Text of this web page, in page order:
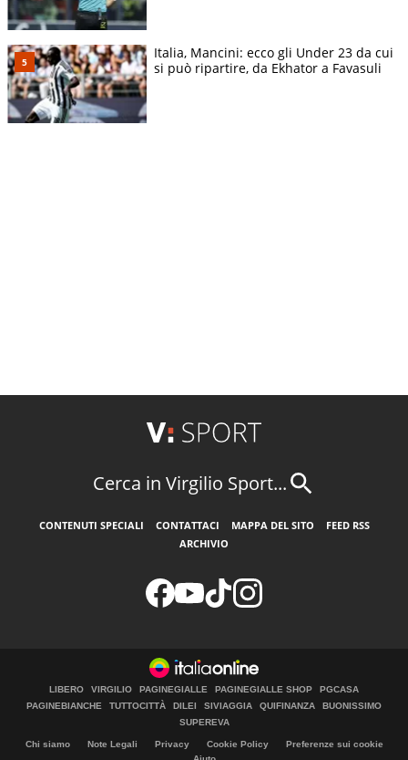
Italia, Mancini: ecco gli Under 23 da cui
si può ripartire, da Ekhator a Favasuli
Cerca in Virgilio Sport...
CONTENUTI SPECIALI CONTATTACI MAPPA DEL SITO
FEED RSS
ARCHIVIO
LIBERO VIRGILIO PAGINEGIALLE PAGINEGIALLE SHOP
PGCASA
PAGINEBIANCHE
TUTTOCITTÀ DILEI SIVIAGGIA QUIFINANZA
BUONISSIMO
SUPEREVA
Chi siamo Note Legali Privacy Cookie Policy
Preferenze sui cookie